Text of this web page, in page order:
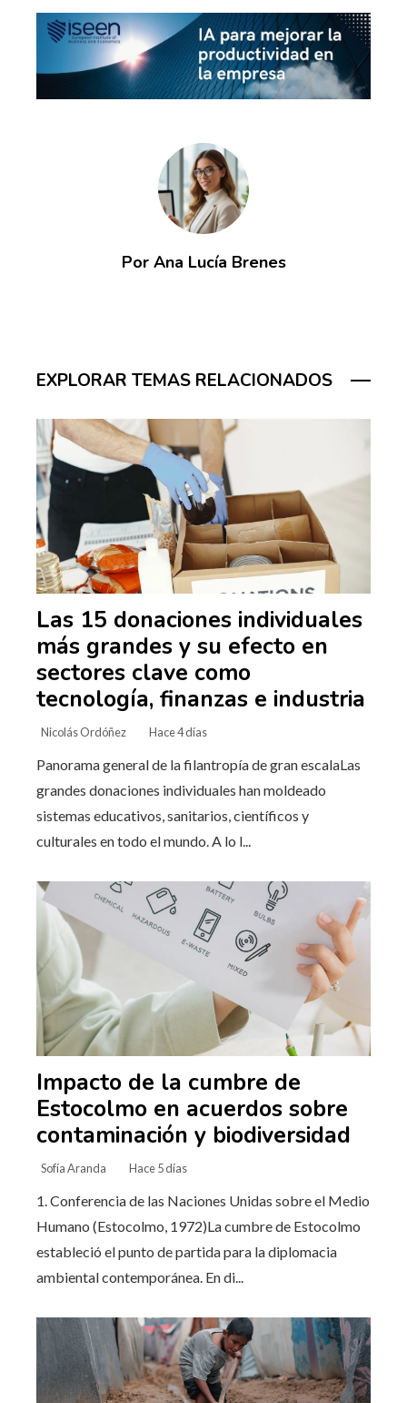
Por Ana Lucía Brenes
EXPLORAR TEMAS RELACIONADOS
Las 15 donaciones individuales
más grandes y su efecto en
sectores clave como
tecnología, finanzas e industria
Nicolás Ordóñez Hace 4 días
Panorama general de la filantropía de gran escalaLas
grandes donaciones individuales han moldeado
sistemas educativos, sanitarios, científicos y
culturales en todo el mundo. A lo l...
Impacto de la cumbre de
Estocolmo en acuerdos sobre
contaminación y biodiversidad
Sofía Aranda Hace 5 días
1. Conferencia de las Naciones Unidas sobre el Medio
Humano (Estocolmo, 1972)La cumbre de Estocolmo
estableció el punto de partida para la diplomacia
ambiental contemporánea. En di...